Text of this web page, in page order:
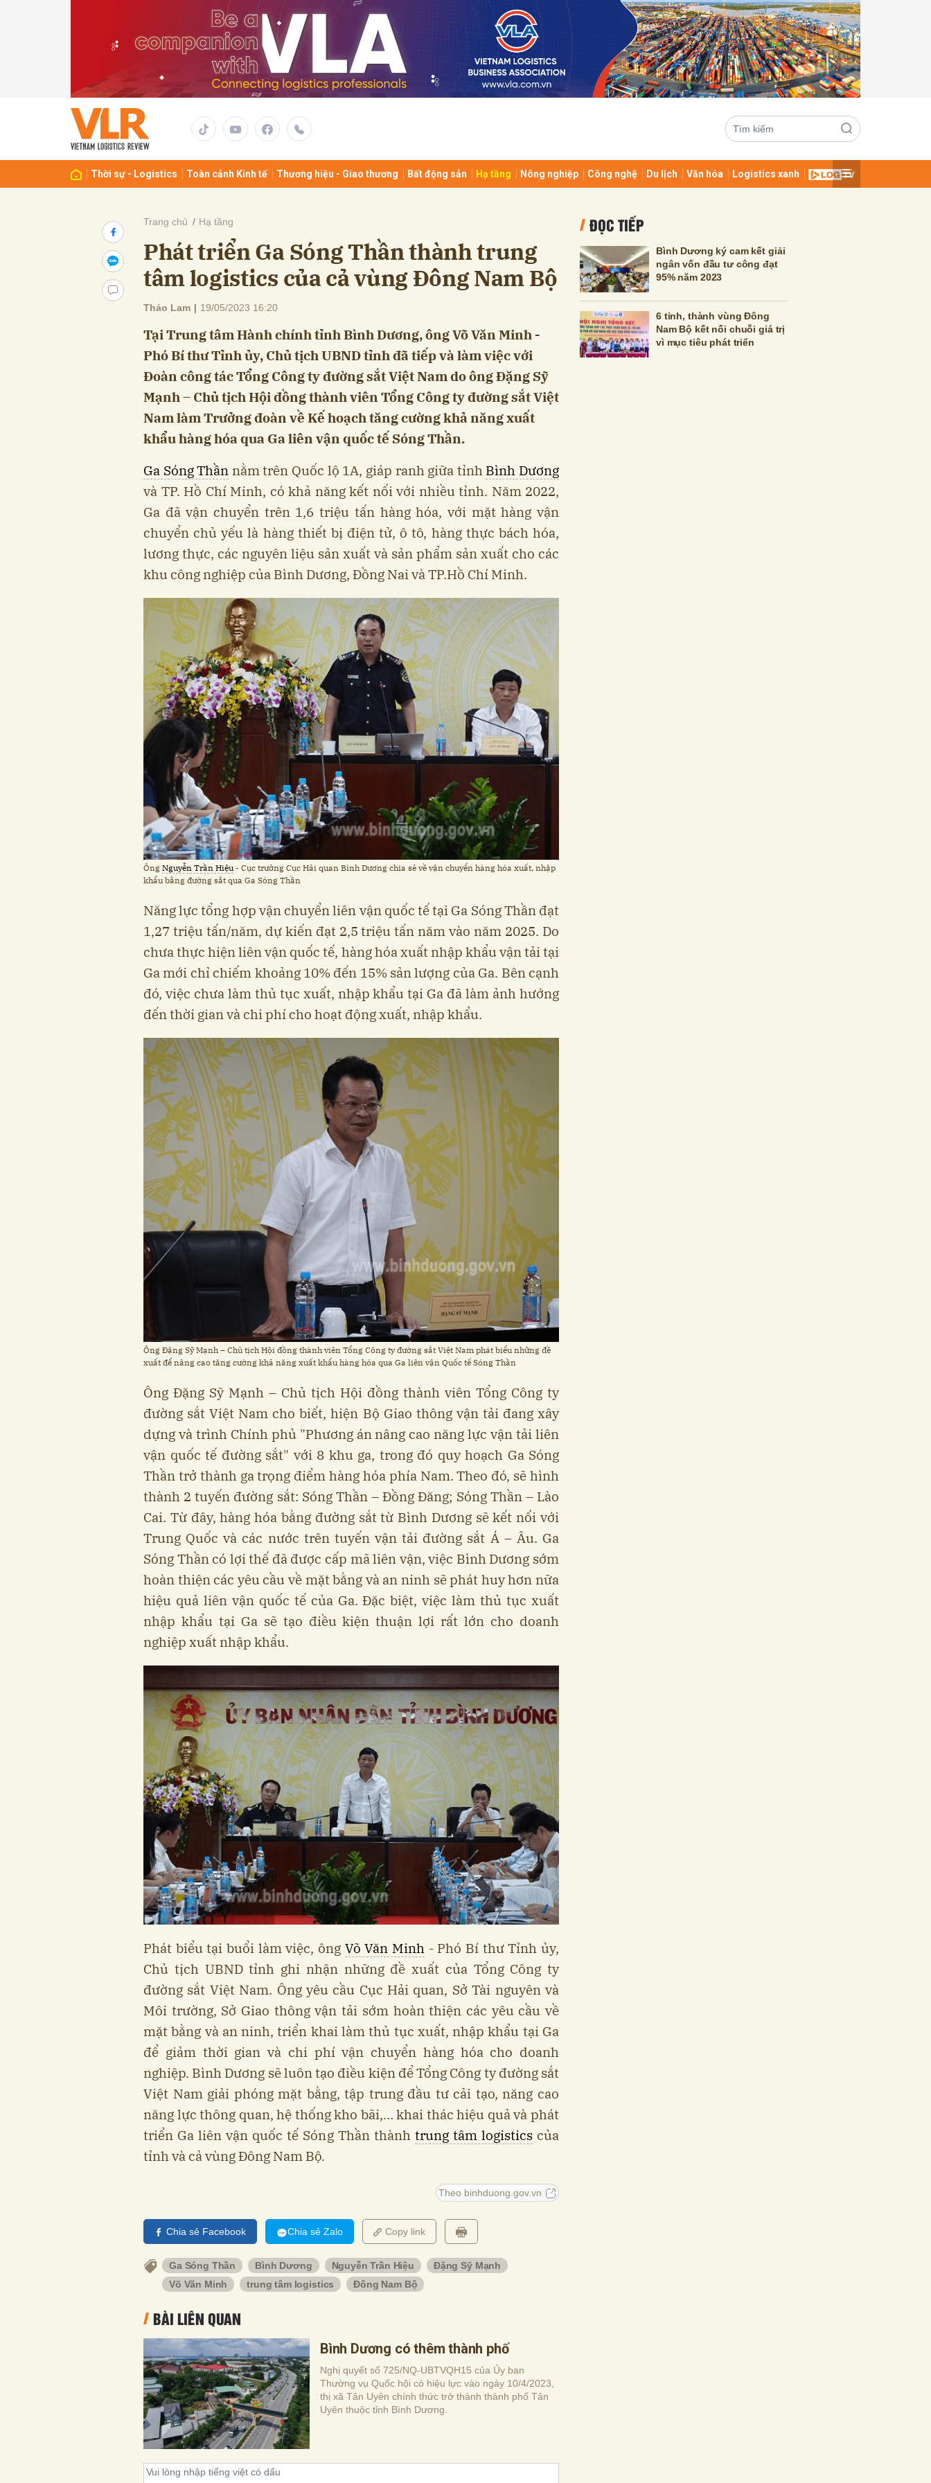
Thời sự - Logistics Toàn cảnh Kinh tế Thương hiệu - Giao thương Bất động sản Hạ tầng Nông nghiệp Công nghệ Du lịch Văn hóa Logistics xanh
Trang chủ Hạ tầng
Phát triển Ga Sóng Thần thành trung
tâm logistics của cả vùng Đông Nam Bộ
Thảo Lam | 19/05/2023 16:20
Tại Trung tâm Hành chính tỉnh Bình Dương, ông Võ Văn Minh -
Phó Bí thư Tỉnh ủy, Chủ tịch UBND tỉnh đã tiếp và làm việc với
Đoàn công tác Tổng Công ty đường sắt Việt Nam do ông Đặng Sỹ
Mạnh – Chủ tịch Hội đồng thành viên Tổng Công ty đường sắt Việt
Nam làm Trưởng đoàn về Kế hoạch tăng cường khả năng xuất
khẩu hàng hóa qua Ga liên vận quốc tế Sóng Thần.
Ga Sóng Thần nằm trên Quốc lộ 1A, giáp ranh giữa tỉnh Bình Dương
và TP. Hồ Chí Minh, có khả ​năng kết nối với nhiều tỉnh. Năm 2022,
Ga đã vận chuyển trên 1,6 triệu tấn hàng hóa, với mặt hàng vận
chuyển chủ yếu là hàng thiết bị điện tử, ô tô, hàng thực bách hóa,
lương thực, các nguyên liệu sản xuất và sản phẩm sản xuất cho các
khu công nghiệp của Bình Dương, Đồng Nai và TP.Hồ Chí Minh.
Ông Nguyễn Trần Hiệu - Cục trưởng Cục Hải quan Bình Dương chia sẻ về vận chuyển hàng hóa xuất, nhập
khẩu bằng đường sắt qua Ga Sóng Thần​
Năng lực tổng hợp vận chuyển liên vận quốc tế tại Ga Sóng Thần đạt
1,27 triệu tấn/năm, dự kiến đạt 2,5 triệu tấn năm vào năm 2025. Do
chưa thực hiện liên vận quốc tế, hàng hóa xuất nhập khẩu vận tải tại
Ga mới chỉ chiếm khoảng 10% đến 15% sản lượng của Ga. Bên cạnh
đó, việc chưa làm thủ tục xuất, nhập khẩu tại Ga đã làm ảnh hướng
đến thời gian và chi phí cho hoạt động xuất, nhập khẩu.
Ông Đặng Sỹ Mạnh – Chủ tịch Hội đồng thành viên Tổng Công ty đường sắt Việt Nam phát biểu những đề
xuất để nâng cao tăng cường khả năng xuất khẩu hàng hóa qua Ga liên vận Quốc tế Sóng Thần​
Ông Đặng Sỹ Mạnh – Chủ tịch Hội đồng thành viên Tổng Công ty
đường sắt Việt Nam cho biết, hiện Bộ Giao thông vận tải đang xây
dựng và trình Chính phủ "Phương án nâng cao năng lực vận tải liên
vận quốc tế đường sắt" với 8 khu ga, trong đó quy hoạch Ga Sóng
Thần trở thành ga trọng điểm hàng hóa phía Nam. Theo đó, sẽ hình
thành 2 tuyến đường sắt: Sóng Thần – Đồng Đăng; Sóng Thần – Lào
Cai. Từ đây, hàng hóa bằng đường sắt từ Bình Dương sẽ kết nối với
Trung Quốc và các nước trên tuyến vận tải đường sắt Á – Âu. Ga
Sóng Thần có lợi thế đã được cấp mã liên vận, việc Bình Dương sớm
hoàn thiện các yêu cầu về mặt bằng và an ninh sẽ phát huy hơn nữa
hiệu quả liên vận quốc tế của Ga. Đặc biệt, việc làm thủ tục xuất
nhập khẩu tại Ga sẽ tạo điều kiện thuận lợi rất lớn cho doanh
nghiệp xuất nhập khẩu.
Phát biểu tại buổi làm việc, ông Võ Văn Minh - Phó Bí thư Tỉnh ủy,
Chủ tịch UBND tỉnh ghi nhận những đề xuất của Tổng Công ty
đường sắt Việt Nam. Ông yêu cầu Cục Hải quan, Sở Tài nguyên và
Môi trường, Sở Giao thông vận tải sớm hoàn thiện các yêu cầu về
mặt bằng và an ninh, triển khai làm thủ tục xuất, nhập khẩu tại Ga
để giảm thời gian và chi phí vận chuyển hàng hóa cho doanh
nghiệp. Bình Dương sẽ luôn tạo điều kiện để Tổng Công ty đường sắt
Việt Na​m giải phóng mặt bằng, tập trung đầu tư cải tạo, năng cao
năng lực thông quan, hệ thống kho bãi,… khai thác hiệu quả và phát
triển Ga liên vận quốc tế Sóng Thần thành trung tâm logisticscủa
tỉnh và cả vùng Đông Nam Bộ.
Theo binhduong.gov.vn
Chia sẻ Facebook Chia sẻ Zalo Copy link
Ga Sóng Thần Bình Dương Nguyễn Trần Hiệu
Đặng Sỹ Mạnh
Võ Văn Minh
trung tâm logistics Đông Nam Bộ
BÀI LIÊN QUAN
Bình Dương có thêm thành phố
Nghị quyết số 725/NQ-UBTVQH15 của Ủy ban
Thường vụ Quốc hội có hiệu lực vào ngày 10/4/2023,
thị xã Tân Uyên chính thức trở thành thành phố Tân
Uyên thuộc tỉnh Bình Dương.
ĐỌC TIẾP
Bình Dương ký cam kết giải
ngân vốn đầu tư công đạt
95% năm 2023
6 tỉnh, thành vùng Đông
Nam Bộ kết nối chuỗi giá trị
vì mục tiêu phát triển
Gửi bình luận